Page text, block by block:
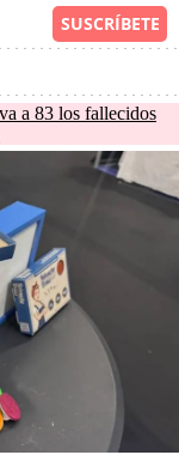
a 83 los fallecidos